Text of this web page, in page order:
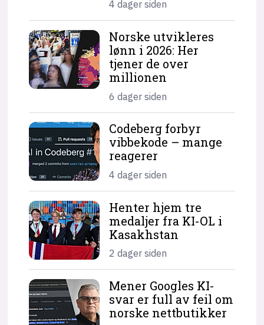
4 dager siden
Norske utvikleres
lønn i 2026: Her
tjener de over
millionen
6 dager siden
Codeberg forbyr
vibbekode – mange
reagerer
4 dager siden
Henter hjem tre
medaljer fra KI-OL i
Kasakhstan
2 dager siden
Mener Googles KI-
svar er full av feil om
norske nettbutikker